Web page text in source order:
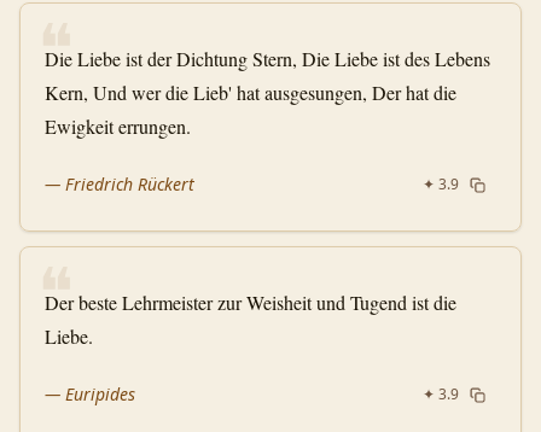
❝
Die Liebe ist der Dichtung Stern, Die Liebe ist des Lebens
Kern, Und wer die Lieb' hat ausgesungen, Der hat die
Ewigkeit errungen.
— Friedrich Rückert ✦ 3.9
❝
Der beste Lehrmeister zur Weisheit und Tugend ist die
Liebe.
— Euripides ✦ 3.9